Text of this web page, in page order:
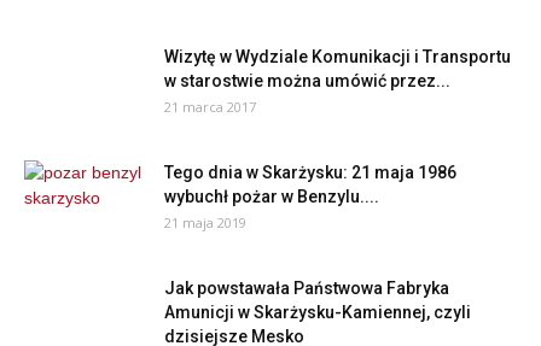
Wizytę w Wydziale Komunikacji i Transportu
w starostwie można umówić przez...
21 marca 2017
Tego dnia w Skarżysku: 21 maja 1986
wybuchł pożar w Benzylu....
21 maja 2019
Jak powstawała Państwowa Fabryka
Amunicji w Skarżysku-Kamiennej, czyli
dzisiejsze Mesko